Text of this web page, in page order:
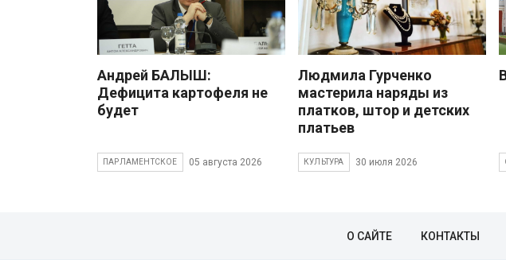
Андрей БАЛЫШ:
Дефицита картофеля не
будет
ПАРЛАМЕНТСКОЕ 05 августа 2026
Людмила Гурченко
мастерила наряды из
платков, штор и детских
платьев
КУЛЬТУРА 30 июля 2026
О САЙТЕ КОНТАКТЫ